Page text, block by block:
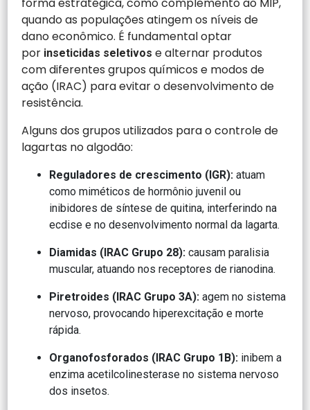
quando as populações atingem os níveis de
dano econômico. É fundamental optar
por inseticidas seletivos e alternar produtos
com diferentes grupos químicos e modos de
ação (IRAC) para evitar o desenvolvimento de
resistência.
Alguns dos grupos utilizados para o controle de
lagartas no algodão:
Reguladores de crescimento (IGR):atuam
como miméticos de hormônio juvenil ou
inibidores de síntese de quitina, interferindo na
ecdise e no desenvolvimento normal da lagarta.
Diamidas (IRAC Grupo 28):causam paralisia
muscular, atuando nos receptores de rianodina.
Piretroides (IRAC Grupo 3A):agem no sistema
nervoso, provocando hiperexcitação e morte
rápida.
Organofosforados (IRAC Grupo 1B): inibem a
enzima acetilcolinesterase no sistema nervoso
dos insetos.